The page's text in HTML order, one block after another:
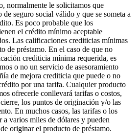
normalmente le solicitamos que
seguro social válido y que se someta a
Es poco probable que los
el crédito mínimo aceptable
Las calificaciones crediticias mínimas
de préstamo. En el caso de que no
crediticia mínima requerida, es
o no un servicio de asesoramiento
de mejora crediticia que puede o no
por una tarifa. Cualquier producto
ofrecerle conllevará tarifas o costos,
los puntos de originación y/o las
En muchos casos, las tarifas o los
a varios miles de dólares y pueden
originar el producto de préstamo.